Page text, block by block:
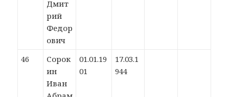
Дмит
рий
Федор
ович
46
Сорок
ин
Иван
01.01.19
01
17.03.1
944